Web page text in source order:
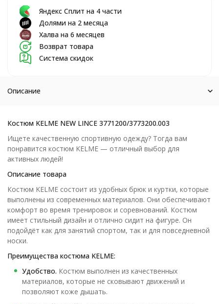
Яндекс Сплит на 4 части
Долями на 2 месяца
Халва на 6 месяцев
Возврат товара
Система скидок
Описание
Костюм KELME NEW LINCE 3771200/3773200.003
Ищете качественную спортивную одежду? Тогда вам
понравится костюм KELME — отличный выбор для
активных людей!
Описание товара
Костюм KELME состоит из удобных брюк и куртки, которые
выполнены из современных материалов. Они обеспечивают
комфорт во время тренировок и соревнований. Костюм
имеет стильный дизайн и отлично сидит на фигуре. Он
подойдёт как для занятий спортом, так и для повседневной
носки.
Преимущества костюма KELME:
Удобство. Костюм выполнен из качественных
материалов, которые не сковывают движений и
позволяют коже дышать.